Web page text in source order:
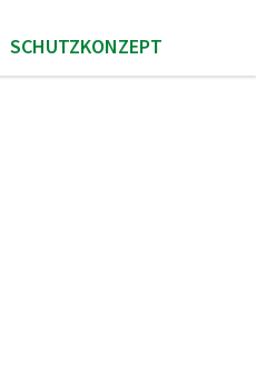
SCHUTZKONZEPT